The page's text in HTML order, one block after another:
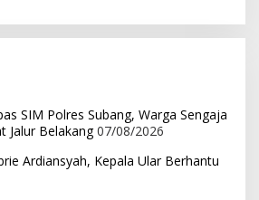
SIM Polres Subang, Warga Sengaja
Jalur Belakang 07/08/2026
Ardiansyah, Kepala Ular Berhantu